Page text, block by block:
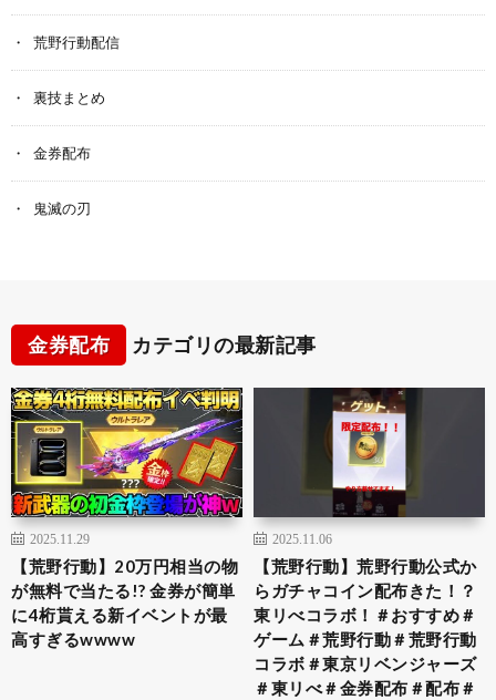
荒野行動配信
裏技まとめ
金券配布
鬼滅の刃
金券配布 カテゴリの最新記事
2025.11.29
【荒野行動】20万円相当の物
が無料で当たる!? 金券が簡単
に4桁貰える新イベントが最
高すぎるwwww
2025.11.06
【荒野行動】荒野行動公式か
らガチャコイン配布きた！？
東リべコラボ！＃おすすめ＃
ゲーム＃荒野行動＃荒野行動
コラボ＃東京リベンジャーズ
＃東リべ＃金券配布＃配布＃